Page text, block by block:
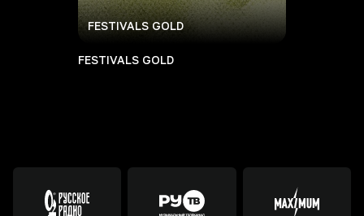
FESTIVALS GOLD
FESTIVALS GOLD